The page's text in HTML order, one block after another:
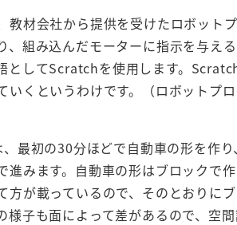
教材会社から提供を受けたロボット
、組み込んだモーターに指示を与え
としてScratchを使用します。
いくというわけです。（ロボットプ
最初の30分ほどで自動車の形を作
進みます。自動車の形はブロックで
方が載っているので、そのとおりに
様子も面によって差があるので、空